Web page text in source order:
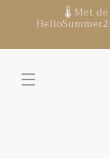
content
🌡️ Met